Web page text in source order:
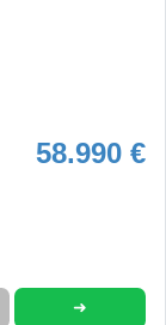
58.990 €
➜